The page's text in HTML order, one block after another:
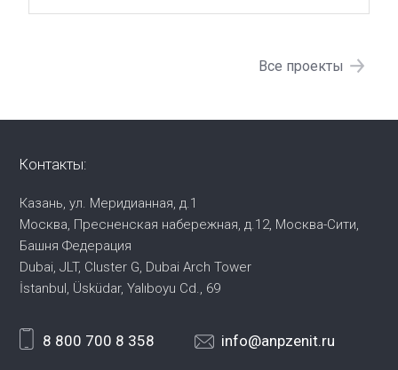
Все проекты
Контакты:
Казань, ул. Меридианная, д.1
Москва, Пресненская набережная, д.12, Москва-Сити,
Башня Федерация
Dubai, JLT, Cluster G, Dubai Arch Tower
İstanbul, Üsküdar, Yalıboyu Cd., 69
8 800 700 8 358 info@anpzenit.ru